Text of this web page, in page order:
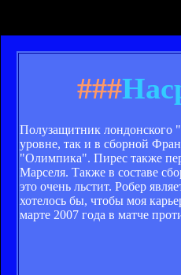
###
Полузащитник лондонского
уровне, так и в сборной
"Олимпика". Пирес также
Марселя. Также в составе
это очень льстит. Робер
хотелось бы, чтобы моя
марте 2007 года в матче